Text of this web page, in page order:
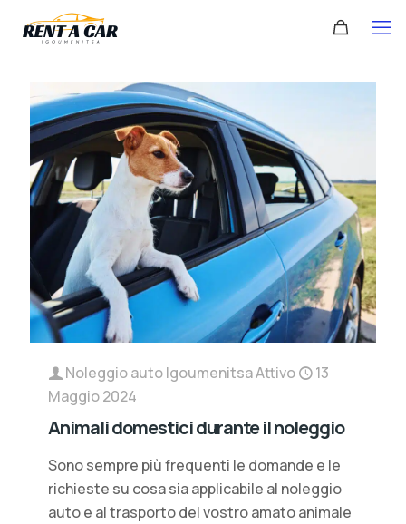
Noleggio auto IgoumenitsaAttivo
13
Maggio 2024
Animali domestici durante il noleggio
Sono sempre più frequenti le domande e le
richieste su cosa sia applicabile al noleggio
auto e al trasporto del vostro amato animale